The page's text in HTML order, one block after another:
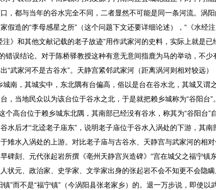
，都与当年的谷水完全不同，二者显然不可能是同一条河流。涡
假造的“李母感星之所”（这个问题下文还要详细论述），“《水经
注》和其他文献记载的老子故迹”用作武家河的史料，实际上就是
错误结论。对于陈桥驿教授这种有意无意间指鹿为马的举动，不
“武家河不是古谷水”。天静宫紧邻武家河（距离涡河则相对较远
城南，其城实中，东北隅有台偏高，俗以是台在谷水北，其城又谓
，当地民众以为该台位于谷水之北，于是就把赖乡城称为“谷阳台
个高台位于赖乡城东北隅，其南部已经没有谷水，称其为“谷阳台
水后才“北迳老子庙东”，说明老子庙位于谷水入涡处的下游，其
雉水入涡处的上游。对比老子庙与古谷水、天静宫与武家河的相
碑刻、元代张起岩所撰《亳州天静宫兴造碑》“宫在城父之福宁
状元、政治家、史学家、文学家出身的张起岩不会不知更不会隐
镇”而不是“福宁镇”（今涡阳县张老家乡）的。退一万步说，即使